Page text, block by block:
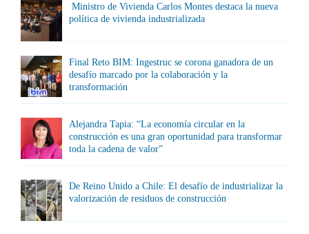
Ministro de Vivienda Carlos Montes destaca la nueva
política de vivienda industrializada
Final Reto BIM: Ingestruc se corona ganadora de un
desafío marcado por la colaboración y la
transformación
Alejandra Tapia: “La economía circular en la
construcción es una gran oportunidad para transformar
toda la cadena de valor”
De Reino Unido a Chile: El desafío de industrializar la
valorización de residuos de construcción